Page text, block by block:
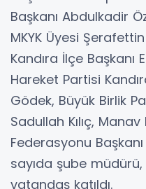
Başkanı Abdulkadir
MKYK Üyesi
Kandıra İlçe Başkanı
Hareket Partisi
Gödek, Büyük Birlik
Sadullah Kılıç,
Federasyonu
sayıda şube
vatandaş katıldı.